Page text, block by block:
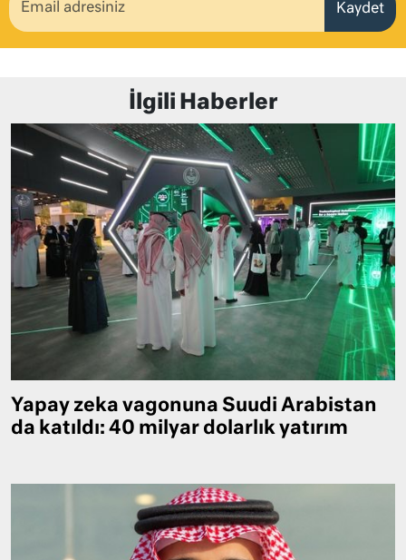
Kaydet
İlgili Haberler
Yapay zeka vagonuna Suudi Arabistan
da katıldı: 40 milyar dolarlık yatırım